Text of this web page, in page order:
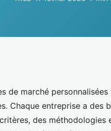
de marché
Chaque entreprise a des
des méthodologies